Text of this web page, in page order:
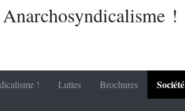
!
! Luttes Brochures Société